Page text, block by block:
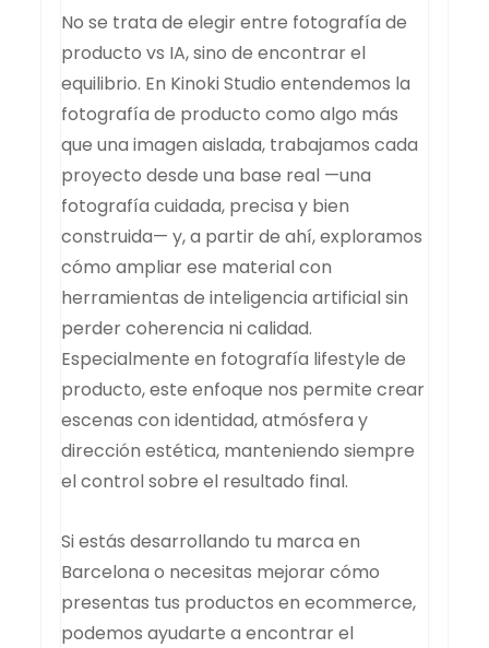
No se trata de elegir entre fotografía de
producto vs IA, sino de encontrar el
equilibrio. En Kinoki Studio entendemos la
fotografía de producto como algo más
que una imagen aislada, trabajamos cada
proyecto desde una base real —una
fotografía cuidada, precisa y bien
construida— y, a partir de ahí, exploramos
cómo ampliar ese material con
herramientas de inteligencia artificial sin
perder coherencia ni calidad.
Especialmente en fotografía lifestyle de
producto, este enfoque nos permite crear
escenas con identidad, atmósfera y
dirección estética, manteniendo siempre
el control sobre el resultado final.
Si estás desarrollando tu marca en
Barcelona o necesitas mejorar cómo
presentas tus productos en ecommerce,
podemos ayudarte a encontrar el